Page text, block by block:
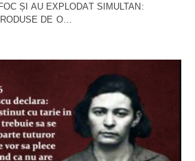
ȘI AU EXPLODAT SIMULTAN:
DE O…